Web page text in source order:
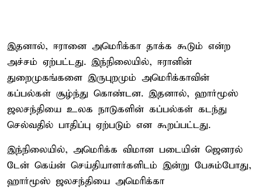
இதனால், ஈரானை அமெரிக்கா தாக்க கூடும் என்ற
அச்சம் ஏற்பட்டது. இந்நிலையில், ஈரானின்
துறைமுகங்களை இருபுறமும் அமெரிக்காவின்
கப்பல்கள் சூழ்ந்து கொண்டன. இதனால், ஹார்மூஸ்
ஜலசந்தியை உலக நாடுகளின் கப்பல்கள் கடந்து
செல்வதில் பாதிப்பு ஏற்படும் என கூறப்பட்டது.
இந்நிலையில், அமெரிக்க விமான படையின் ஜெனரல்
டேன் கெய்ன் செய்தியாளர்களிடம் இன்று பேசும்போது,
ஹார்மூஸ் ஜலசந்தியை அமெரிக்கா